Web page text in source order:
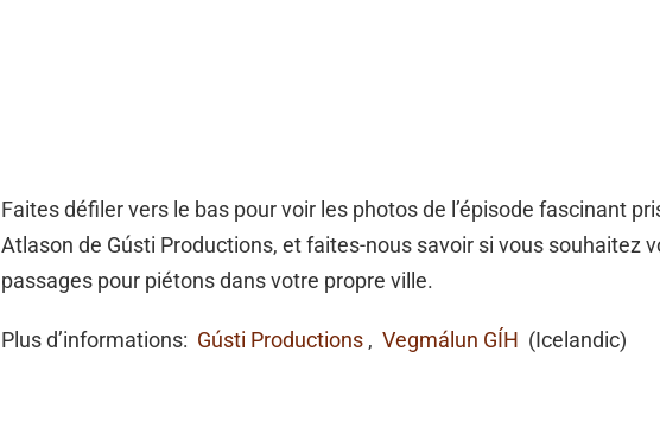
Faites défiler vers le bas pour voir les photos de l’épisode fascinant
Atlason de Gústi Productions, et faites-nous savoir si vous souhaitez
passages pour piétons dans votre propre ville.
Plus d’informations: Gústi Productions , Vegmálun GÍH (Icelandic)